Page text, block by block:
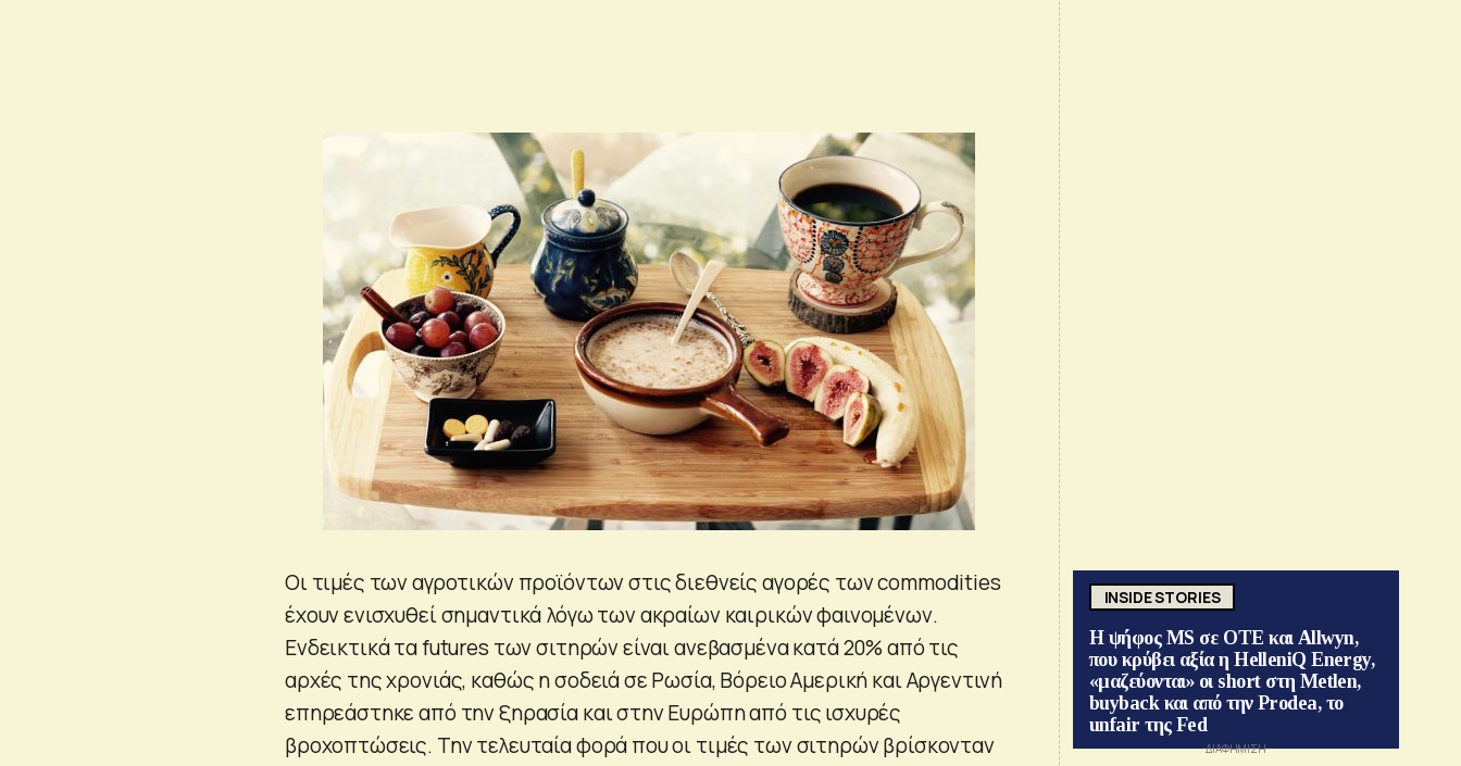
Οι τιμές των αγροτικών προϊόντων στις διεθνείς αγορές των commodities
έχουν ενισχυθεί σημαντικά λόγω των ακραίων καιρικών φαινομένων.
Ενδεικτικά τα futures των σιτηρών είναι ανεβασμένα κατά 20% από τις
αρχές της χρονιάς, καθώς η σοδειά σε Ρωσία, Βόρειο Αμερική και Αργεντινή
επηρεάστηκε από την ξηρασία και στην Ευρώπη από τις ισχυρές
βροχοπτώσεις. Την τελευταία φορά που οι τιμές των σιτηρών βρίσκονταν
INSIDE STORIES
Η ψήφος MS σε ΟΤΕ και Allwyn,
που κρύβει αξία η HelleniQ Energy,
«μαζεύονται» οι short στη Metlen,
buyback και από την Prodea, το
unfair της Fed